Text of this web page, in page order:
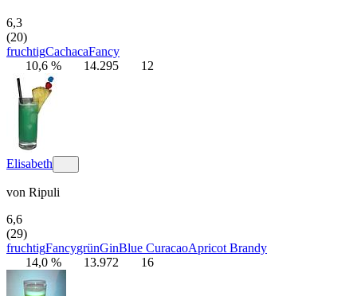
6,3
(20)
fruchtigCachacaFancy
10,6 %
14.295 12
Elisabeth
von Ripuli
6,6
(29)
fruchtigFancygrünGinBlue CuracaoApricot Brandy
14,0 %
13.972 16